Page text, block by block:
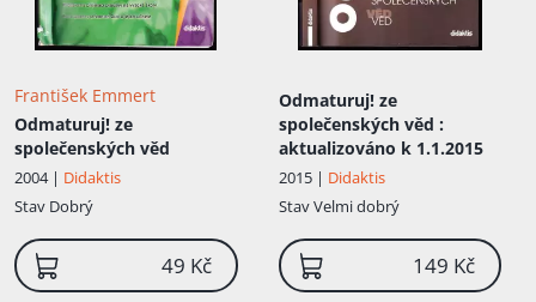
v knize – přehledně mapující klíčové
historické ...
František Emmert
Odmaturuj! ze
společenských věd
2004 | Didaktis
Stav Dobrý
49 Kč
Odmaturuj! ze
společenských věd :
aktualizováno k 1.1.2015
2015 | Didaktis
StavVelmi dobrý
149 Kč